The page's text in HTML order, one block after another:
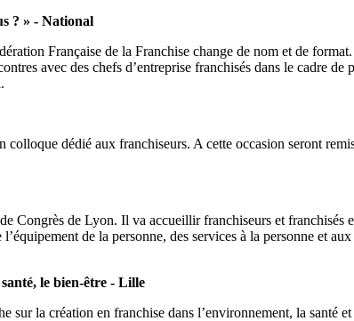
? » - National
Française de la Franchise change de nom et de
avec des chefs d’entreprise franchisés dans le cadre
dédié aux franchiseurs. A cette occasion seront
Congrès de Lyon. Il va accueillir franchiseurs et franchisés
de la personne, des services à la personne et
le bien-être - Lille
sur la création en franchise dans l’environnement, la santé